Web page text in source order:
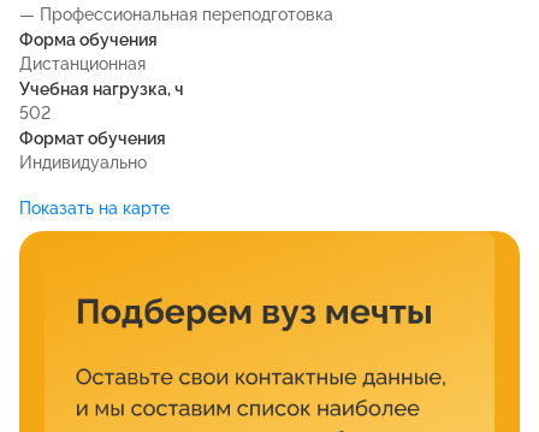
— Профессиональная переподготовка
Форма обучения
Дистанционная
Учебная нагрузка, ч
502
Формат обучения
Индивидуально
Показать на карте